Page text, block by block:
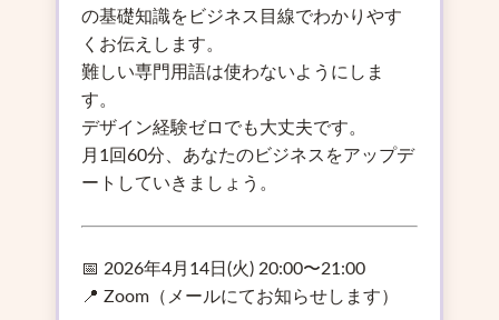
の基礎知識をビジネス目線でわかりやす
くお伝えします。
難しい専門用語は使わないようにしま
す。
デザイン経験ゼロでも大丈夫です。
月1回60分、あなたのビジネスをアップデ
ートしていきましょう。
📅 2026年4月14日(火) 20:00〜21:00
📍 Zoom（メールにてお知らせします）